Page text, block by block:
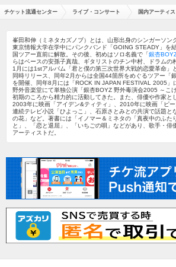
チケット流通センター ライブ・コンサート 国内アーティス
峯田和伸（ミネタカズノブ）とは、山形出身のシンガーソン
東京情報大学在学中にパンクバンド「GOING STEADY」を
国ツアー直前に解散。その後、初めはソロ名義で「銀杏
らはベースの安孫子真哉、ギタリストのチン中村、ドラム
1月には1stアルバム「君と僕の第三次世界大戦的恋愛革命」
同時リリース、同年2月からは全国44箇所をめぐるツアー「
を開催、同年8月には「ROCK IN JAPAN FESTIVAL 2005」
野外音楽堂にて単独公演「銀杏BOYZ 野外毒演会2005 ～こ
初期のころから精力的に活動してきた。また、俳優や作家と
2003年に映画「アイデン&ティティ」、2010年に映画「ピ
連続テレビ小説「ひよっこ」、石原さとみとの共演で話題と
の花」など。著書には「イノマー＆ミネタの「真夜中のふた
と」、「恋と退屈」、「いちごの唄」などがあり、歌手・俳
アーティストだ。